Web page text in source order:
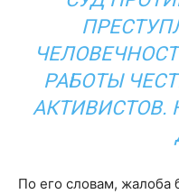
РАБОТЫ
АКТИВИСТОВ.
По его словам, жалоба